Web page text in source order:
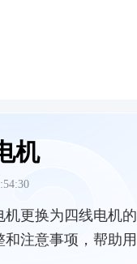
机
更换为四线电机的
注意事项，帮助用